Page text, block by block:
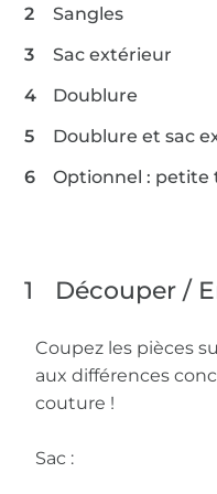
utilisez un pied
spéciale cuir !
Sangles
Sac extérieur
Doublure
Doublure et sac
Optionnel : petite
1 Découper /
Coupez les pièces
aux différences
couture !
Sac :